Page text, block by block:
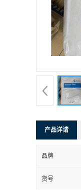
产品详请
品牌
货号